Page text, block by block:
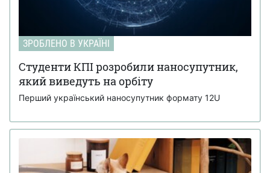
ЗРОБЛЕНО В УКРАЇНІ
Студенти КПІ розробили наносупутник,
який виведуть на орбіту
Перший український наносупутник формату 12U